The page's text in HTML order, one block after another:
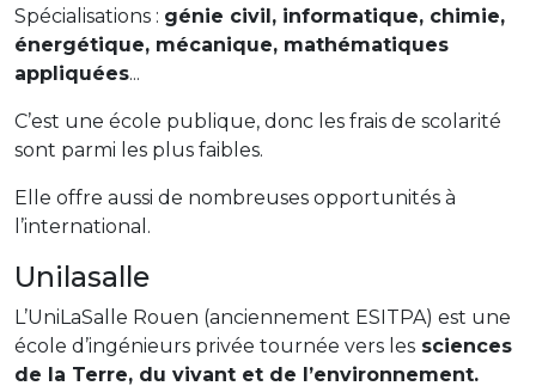
Spécialisations : génie civil, informatique, chimie,
énergétique, mécanique, mathématiques
appliquées...
C’est une école publique, donc les frais de scolarité
sont parmi les plus faibles.
Elle offre aussi de nombreuses opportunités à
l’international.
Unilasalle
L’UniLaSalle Rouen (anciennement ESITPA) est une
école d’ingénieurs privée tournée vers les sciences
de la Terre, du vivant et de l’environnement.